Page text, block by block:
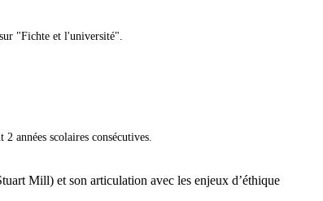
"Fichte et l'université".
années scolaires consécutives.
Mill) et son articulation avec les enjeux d’éthique